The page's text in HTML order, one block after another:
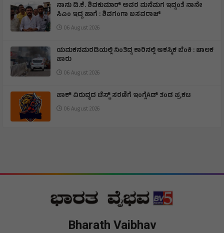
ನಾನು ಡಿ.ಕೆ. ಶಿವಕುಮಾರ್ ಅವರ ಮನೆಮಗ ಇದ್ದಂತೆ ನಾನೇ
ಸಿಎಂ ಇದ್ದ ಹಾಗೆ : ಶಿವಗಂಗಾ ಬಸವರಾಜ್
06 August 2026
ಯಮಕನಮರಡಿಯಲ್ಲಿ ನಿಂತಿದ್ದ ಕಾರಿನಲ್ಲಿ ಆಕಸ್ಮಿಕ ಬೆಂಕಿ : ಚಾಲಕ
ಪಾರು
06 August 2026
ಪಾಕ್ ವಿರುದ್ಧದ ಟೆಸ್ಟ್ ಸರಣಿಗೆ ಇಂಗ್ಲೆAಡ್ ತಂಡ ಪ್ರಕಟ
06 August 2026
Bharath Vaibhav